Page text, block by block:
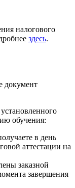
налогового
здесь.
документ
обучения:
в день
аттестации на
заказной
завершения